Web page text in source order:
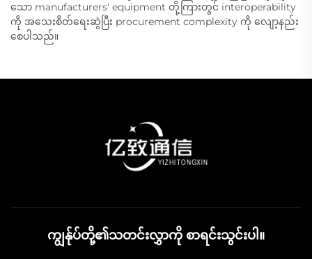
သော manufacturers' equipment တို့ကြားတွင် interoperability
ကို အသေးစိတ်ရေးဆွဲပြီး procurement complexity ကို လျော့နည်း
စေပါသည်။
ကျွန်ုပ်တို့၏သတင်းလွှာကို စာရင်းသွင်းပါ။